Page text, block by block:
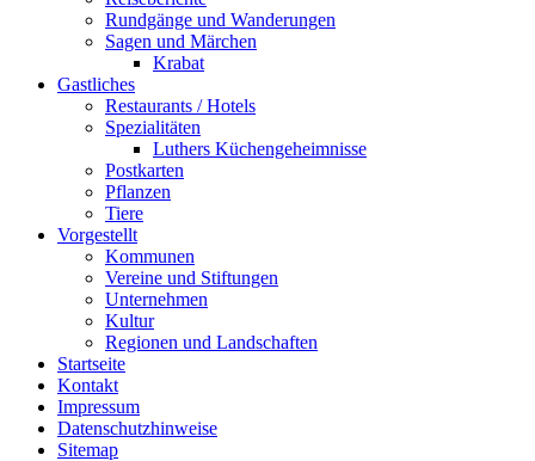
Rundgänge und Wanderungen
Sagen und Märchen
Krabat
Gastliches
Restaurants / Hotels
Spezialitäten
Luthers Küchengeheimnisse
Postkarten
Pflanzen
Tiere
Vorgestellt
Kommunen
Vereine und Stiftungen
Unternehmen
Kultur
Regionen und Landschaften
Startseite
Kontakt
Impressum
Datenschutzhinweise
Sitemap